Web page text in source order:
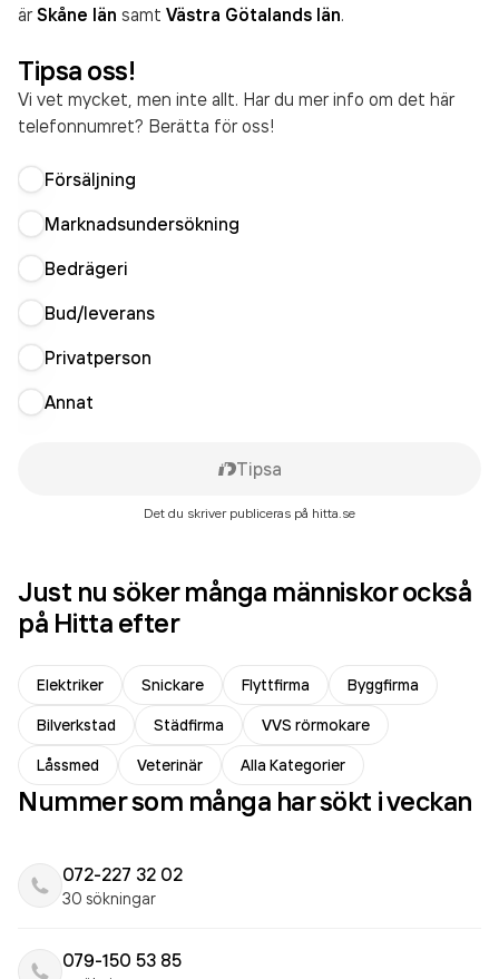
är Skåne län samt Västra Götalands län.
Tipsa oss!
Vi vet mycket, men inte allt. Har du mer info om det här
telefonnumret? Berätta för oss!
Försäljning
Marknadsundersökning
Bedrägeri
Bud/leverans
Privatperson
Annat
Tipsa
Det du skriver publiceras på hitta.se
Just nu söker många människor också
på Hitta efter
Elektriker Snickare Flyttfirma
Byggfirma
Bilverkstad
Städfirma
VVS rörmokare
Låssmed
Veterinär Alla Kategorier
Nummer som många har sökt i veckan
072-227 32 02
30 sökningar
079-150 53 85